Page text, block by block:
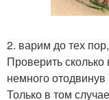
2. варим до тех
Проверить
немного
Только в том